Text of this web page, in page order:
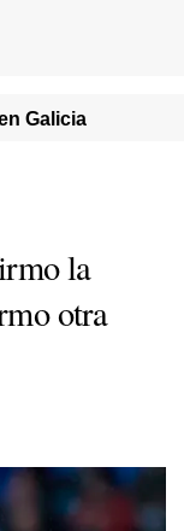
Galicia
la
otra